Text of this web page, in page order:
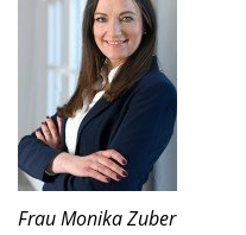
Frau Monika Zuber